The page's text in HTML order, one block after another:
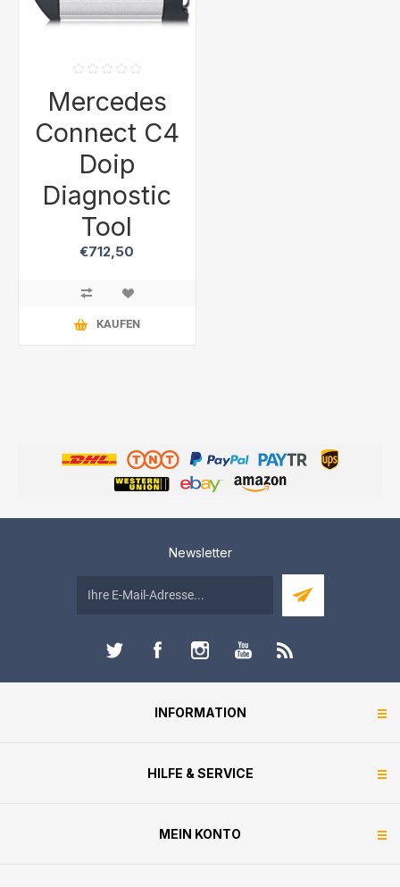
Mercedes
Connect C4
Doip
Diagnostic
Tool
€712,50
KAUFEN
Newsletter
INFORMATION
HILFE & SERVICE
MEIN KONTO